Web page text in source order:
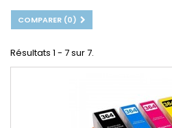
COMPARER (0)
Résultats 1 - 7 sur 7.